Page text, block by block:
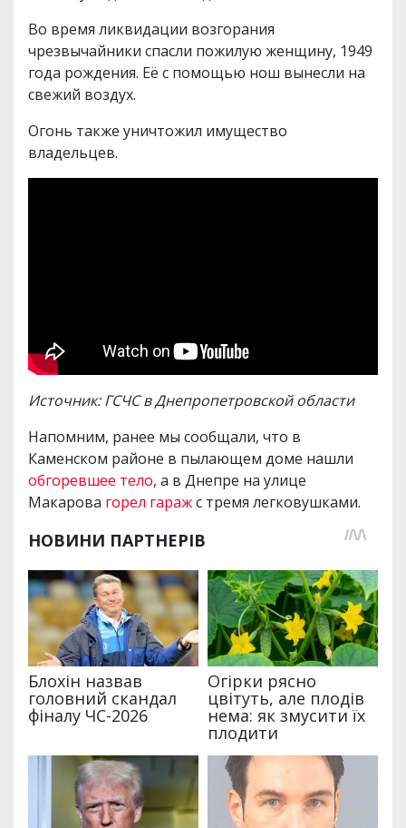
Во время ликвидации возгорания
чрезвычайники спасли пожилую женщину, 1949
года рождения. Её с помощью нош вынесли на
свежий воздух.
Огонь также уничтожил имущество
владельцев.
Источник: ГСЧС в Днепропетровской области
Напомним, ранее мы сообщали, что в
Каменском районе в пылающем доме нашли
обгоревшее тело, а в Днепре на улице
Макарова горел гаражс тремя легковушками.